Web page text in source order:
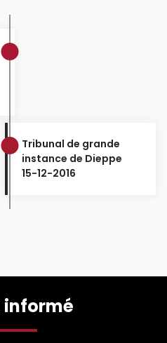
Tribunal de grande
instance de Dieppe
15-12-2016
informé